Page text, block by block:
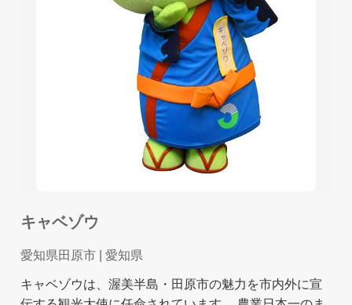
キャベゾウ
愛知県田原市 | 愛知県
キャベゾウは、渥美半島・田原市の魅力を市内外に宣